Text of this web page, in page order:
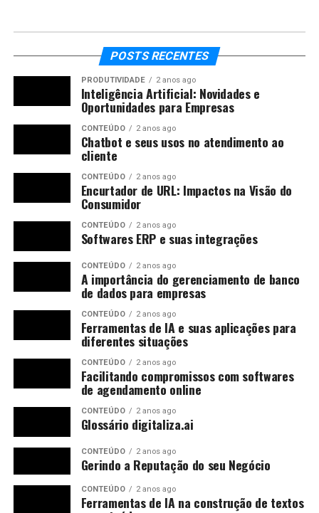
POSTS RECENTES
PRODUTIVIDADE 2 anos ago
Inteligência Artificial: Novidades e
Oportunidades para Empresas
CONTEÚDO 2 anos ago
Chatbot e seus usos no atendimento ao
cliente
CONTEÚDO 2 anos ago
Encurtador de URL: Impactos na Visão do
Consumidor
CONTEÚDO 2 anos ago
Softwares ERP e suas integrações
CONTEÚDO 2 anos ago
A importância do gerenciamento de banco
de dados para empresas
CONTEÚDO 2 anos ago
Ferramentas de IA e suas aplicações para
diferentes situações
CONTEÚDO 2 anos ago
Facilitando compromissos com softwares
de agendamento online
CONTEÚDO 2 anos ago
Glossário digitaliza.ai
CONTEÚDO 2 anos ago
Gerindo a Reputação do seu Negócio
CONTEÚDO 2 anos ago
Ferramentas de IA na construção de textos